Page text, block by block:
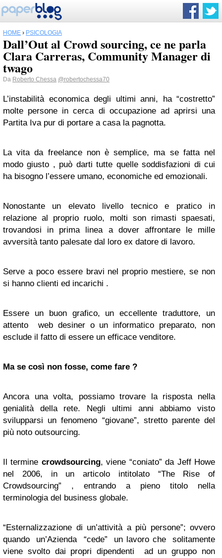
HOME › PSICOLOGIA
Dall’Out al Crowd sourcing, ce ne parla
Clara Carreras, Community Manager di
twago
Da Roberto Chessa @robertochessa70
L’instabilità economica degli ultimi anni, ha “costretto”
molte persone in cerca di occupazione ad aprirsi una
Partita Iva pur di portare a casa la pagnotta.
La vita da freelance non è semplice, ma se fatta nel
modo giusto , può darti tutte quelle soddisfazioni di cui
ha bisogno l’essere umano, economiche ed emozionali.
Nonostante un elevato livello tecnico e pratico in
relazione al proprio ruolo, molti son rimasti spaesati,
trovandosi in prima linea a dover affrontare le mille
avversità tanto palesate dal loro ex datore di lavoro.
Serve a poco essere bravi nel proprio mestiere, se non
si hanno clienti ed incarichi .
Essere un buon grafico, un eccellente traduttore, un
attento web desiner o un informatico preparato, non
esclude il fatto di essere un efficace venditore.
Ma se così non fosse, come fare ?
Ancora una volta, possiamo trovare la risposta nella
genialità della rete. Negli ultimi anni abbiamo visto
svilupparsi un fenomeno “giovane”, stretto parente del
più noto outsourcing.
Il termine crowdsourcing, viene “coniato” da Jeff Howe
nel 2006, in un articolo intitolato “The Rise of
Crowdsourcing” , entrando a pieno titolo nella
terminologia del business globale.
“Esternalizzazione di un’attività a più persone”; ovvero
quando un’Azienda “cede” un lavoro che solitamente
viene svolto dai propri dipendenti ad un gruppo non